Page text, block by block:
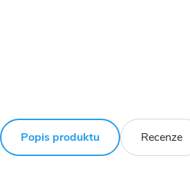
Popis produktu Recenze